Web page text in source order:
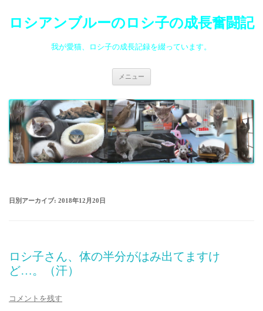
ロシアンブルーのロシ子の成長奮闘記
我が愛猫、ロシ子の成長記録を綴っています。
メニュー
ツ
へ
ス
キ
ッ
プ
日別アーカイブ: 2018年12月20日
ロシ子さん、体の半分がはみ出てますけ
ど…。（汗）
コメントを残す